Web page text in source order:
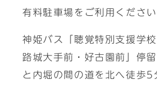
有料駐車場をご利用ください
神姫バス「聴覚特別支援学
路城大手前・好古園前」停
と内堀の間の道を北へ徒歩5